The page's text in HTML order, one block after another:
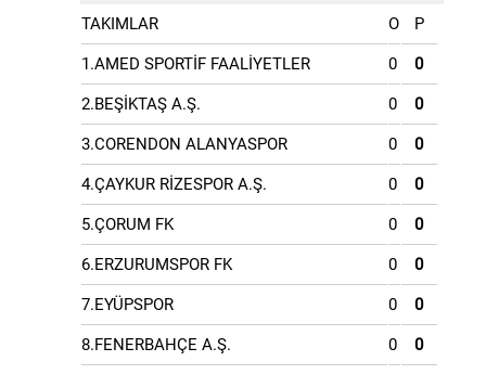
TAKIMLAR O P
1.AMED SPORTİF FAALİYETLER 0 0
2.BEŞİKTAŞ A.Ş. 0 0
3.CORENDON ALANYASPOR 0 0
4.ÇAYKUR RİZESPOR A.Ş. 0 0
5.ÇORUM FK 0 0
6.ERZURUMSPOR FK 0 0
7.EYÜPSPOR 0 0
8.FENERBAHÇE A.Ş. 0 0